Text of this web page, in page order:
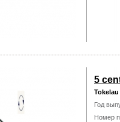
5
Tokelau
Год
Номер